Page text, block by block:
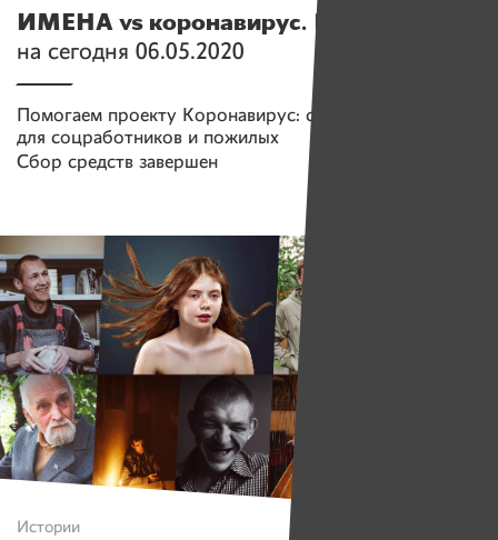
ИМЕНА vs коронавирус.
на сегодня 06.05.2020
Помогаем проекту Коронавирус: средства защиты
для соцработников и пожилых
Сбор средств завершен
Истории